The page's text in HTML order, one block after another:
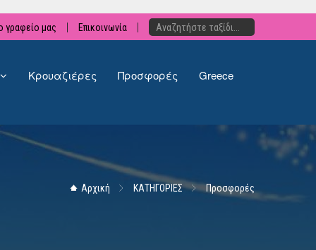
Επικοινωνία
γραφείο μας
Κρουαζιέρες Προσφορές Greece
Αρχική ΚΑΤΗΓΟΡΙΕΣ Προσφορές